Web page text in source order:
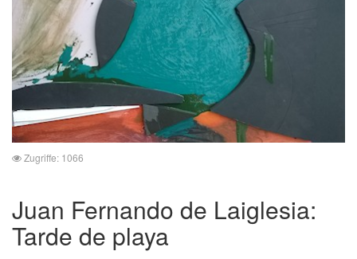
Zugriffe: 1066
Juan Fernando de Laiglesia:
Tarde de playa